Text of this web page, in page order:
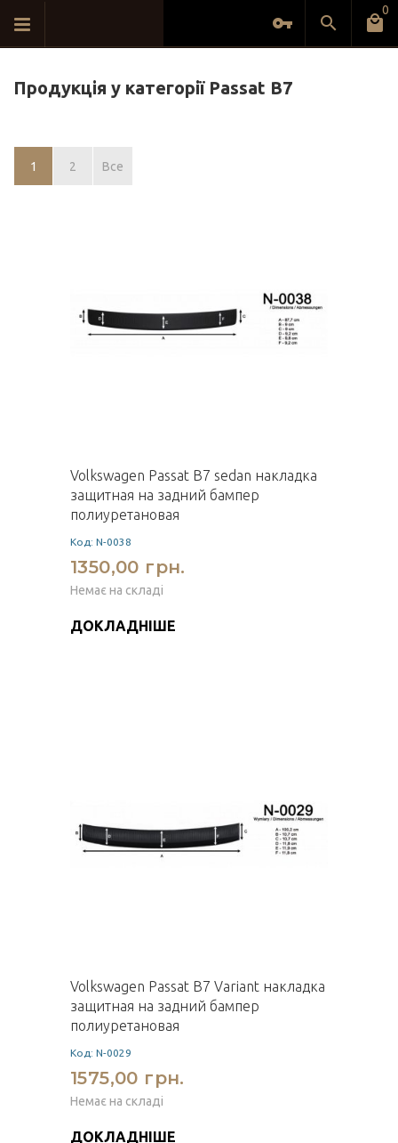
0
Продукція у категорії Passat B7
1 2 Все
Volkswagen Passat B7 sedan накладка
защитная на задний бампер
полиуретановая
Код: N-0038
1350,00 грн.
Немає на складі
ДОКЛАДНІШЕ
Volkswagen Passat B7 Variant накладка
защитная на задний бампер
полиуретановая
Код: N-0029
1575,00 грн.
Немає на складі
ДОКЛАДНІШЕ